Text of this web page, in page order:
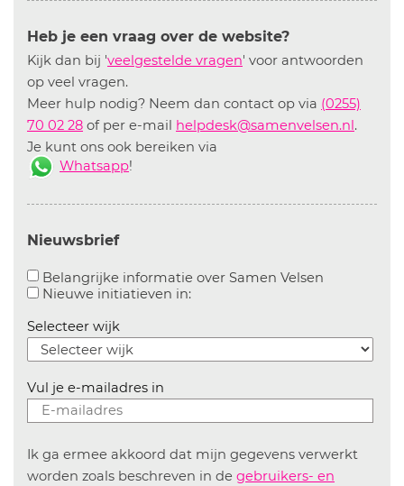
Heb je een vraag over de website?
Kijk dan bij 'veelgestelde vragen' voor antwoorden
op veel vragen.
Meer hulp nodig? Neem dan contact op via (0255)
70 02 28 of per e-mail helpdesk@samenvelsen.nl.
Je kunt ons ook bereiken via
Whatsapp!
Nieuwsbrief
Belangrijke informatie over Samen Velsen
Nieuwe initiatieven in:Aanvinken om informatie over
Selecteer wijk
Vul je e-mailadres in
Ik ga ermee akkoord dat mijn gegevens verwerkt
worden zoals beschreven in de gebruikers- en